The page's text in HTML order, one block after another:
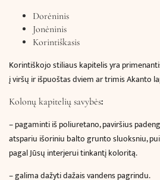
Dorėninis
Jonėninis
Korintiškasis
Korintiškojo stiliaus kapitelis yra
į viršų ir išpuoštas dviem ar trimis Akanto
Kolonų kapitelių savybės:
– pagaminti iš poliuretano, paviršius
atspariu išoriniu balto grunto sluoksniu,
pagal Jūsų interjerui tinkantį koloritą.
– galima dažyti dažais vandens pagrindu.